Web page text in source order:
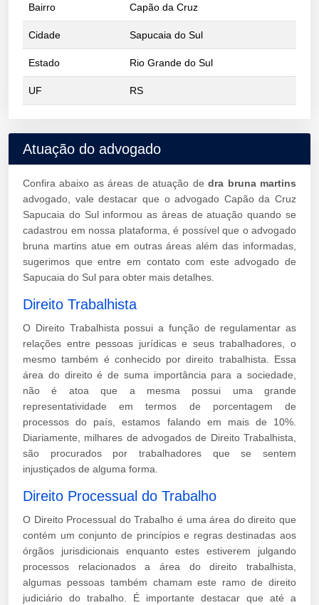
Bairro Capão da Cruz
Cidade Sapucaia do Sul
Estado Rio Grande do Sul
UF RS
Atuação do advogado
Confira abaixo as áreas de atuação dedra bruna martins
advogado, vale destacar que o advogado Capão da Cruz
Sapucaia do Sul informou as áreas de atuação quando se
cadastrou em nossa plataforma, é possível que o advogado
bruna martins atue em outras áreas além das informadas,
sugerimos que entre em contato com este advogado de
Sapucaia do Sul para obter mais detalhes.
Direito Trabalhista
O Direito Trabalhista possui a função de regulamentar as
relações entre pessoas jurídicas e seus trabalhadores, o
mesmo também é conhecido por direito trabalhista. Essa
área do direito é de suma importância para a sociedade,
não é atoa que a mesma possui uma grande
representatividade em termos de porcentagem de
processos do país, estamos falando em mais de 10%.
Diariamente, milhares de advogados de Direito Trabalhista,
são procurados por trabalhadores que se sentem
injustiçados de alguma forma.
Direito Processual do Trabalho
O Direito Processual do Trabalho é uma área do direito que
contém um conjunto de princípios e regras destinadas aos
órgãos jurisdicionais enquanto estes estiverem julgando
processos relacionados a área do direito trabalhista,
algumas pessoas também chamam este ramo de direito
judiciário do trabalho. É importante destacar que até a